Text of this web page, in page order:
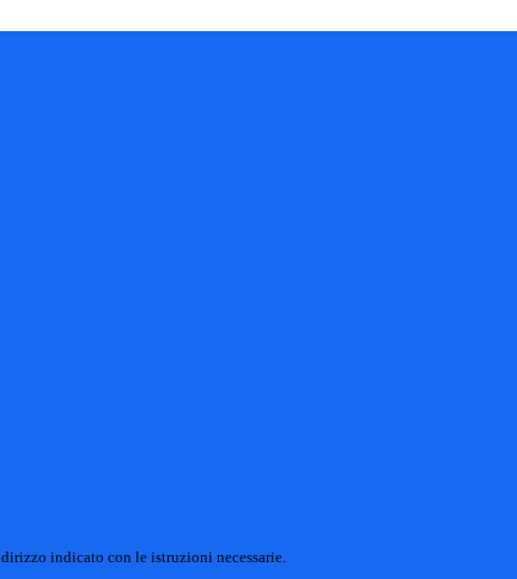
indicato con le istruzioni necessarie.